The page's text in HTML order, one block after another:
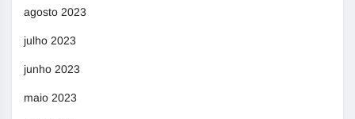
agosto 2023
julho 2023
junho 2023
maio 2023